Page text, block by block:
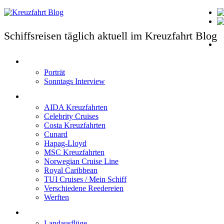
Schiffsreisen täglich aktuell im Kreuzfahrt Blog
Porträt
Sonntags Interview
AIDA Kreuzfahrten
Celebrity Cruises
Costa Kreuzfahrten
Cunard
Hapag-Lloyd
MSC Kreuzfahrten
Norwegian Cruise Line
Royal Caribbean
TUI Cruises / Mein Schiff
Verschiedene Reedereien
Werften